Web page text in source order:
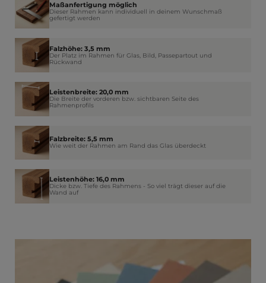
Maßanfertigung möglich
Dieser Rahmen kann individuell in deinem Wunschmaß
gefertigt werden
Falzhöhe: 3,5 mm
Der Platz im Rahmen für Glas, Bild, Passepartout und
Rückwand
Leistenbreite: 20,0 mm
Die Breite der vorderen bzw. sichtbaren Seite des
Rahmenprofils
Falzbreite: 5,5 mm
Wie weit der Rahmen am Rand das Glas überdeckt
Leistenhöhe: 16,0 mm
Dicke bzw. Tiefe des Rahmens - So viel trägt dieser auf die
Wand auf